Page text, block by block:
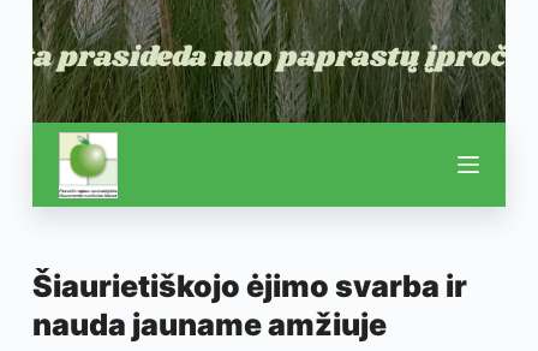
Šiaurietiškojo ėjimo svarba ir
nauda jauname amžiuje